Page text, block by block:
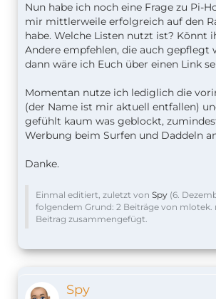
Nun habe ich noch eine Frage zu Pi-
mir mittlerweile erfolgreich auf den
habe. Welche Listen nutzt ist? Könnt
Andere empfehlen, die auch gepflegt
dann wäre ich Euch über einen Link
Momentan nutze ich lediglich die
(der Name ist mir aktuell entfallen)
gefühlt kaum was geblockt,
Werbung beim Surfen und Daddeln
Danke.
Einmal editiert, zuletzt von Spy (6.
folgendem Grund: 2 Beiträge von mlotek.
Beitrag zusammengefügt.
Spy